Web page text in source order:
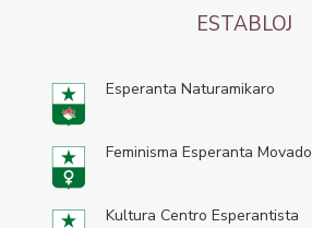
ESTABLOJ
Esperanta Naturamikaro
Feminisma Esperanta Movado
Kultura Centro Esperantista